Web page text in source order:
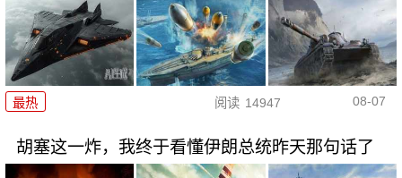
最热 阅读 14947 08-07
胡塞这一炸，我终于看懂伊朗总统昨天那句话了